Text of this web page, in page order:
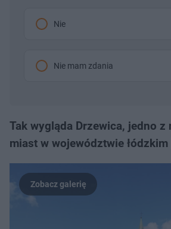
Nie
Nie mam zdania
Tak wygląda Drzewica, jedno z
miast w województwie łódzkim